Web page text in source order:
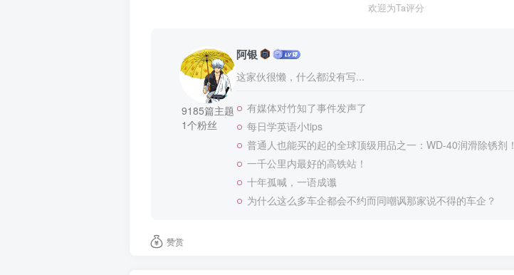
欢迎为Ta评分
9185篇主题
1个粉丝
阿银
这家伙很懒，什么都没有写...
有媒体对竹知了事件发声了
每日学英语小tips
普通人也能买的起的全球顶级用品之一：WD-40润滑除锈剂！
一千公里内最好的高铁站！
十年孤喊，一语成谶
为什么这么多车企都会不约而同嘲讽那家说不得的车企？
赞赏